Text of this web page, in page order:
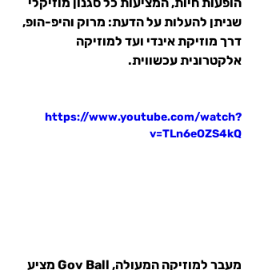
הופעות חיות, המציעות כל סגנון מוזיקלי
שניתן להעלות על הדעת: מרוק והיפ-הופ,
דרך מוזיקת אינדי ועד למוזיקה
אלקטרונית עכשווית.
https://www.youtube.com/watch?
v=TLn6eOZS4kQ
מעבר למוזיקה המעולה, Gov Ball מציע